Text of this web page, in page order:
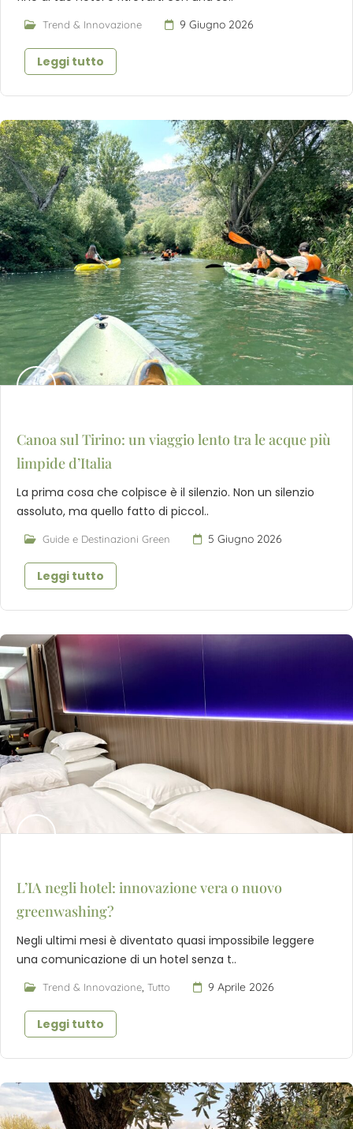
Trend & Innovazione 9 Giugno 2026
Leggi tutto
Canoa sul Tirino: un viaggio lento tra le acque più
limpide d’Italia
La prima cosa che colpisce è il silenzio. Non un silenzio
assoluto, ma quello fatto di piccol..
Guide e Destinazioni Green 5 Giugno 2026
Leggi tutto
L’IA negli hotel: innovazione vera o nuovo
greenwashing?
Negli ultimi mesi è diventato quasi impossibile leggere
una comunicazione di un hotel senza t..
Trend & Innovazione, Tutto 9 Aprile 2026
Leggi tutto